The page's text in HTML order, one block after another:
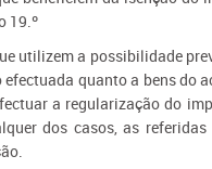
19.º
utilizem a possibilidade
quanto a bens do
a regularização do
dos casos, as